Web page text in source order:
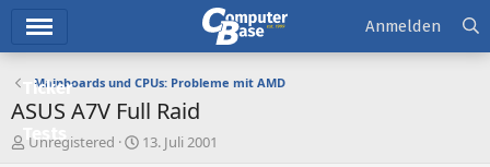
Ticker
Tests
Anmelden
Mainboards und CPUs: Probleme mit AMD
ASUS A7V Full Raid
E
Unregistered
E13. Juli 2001